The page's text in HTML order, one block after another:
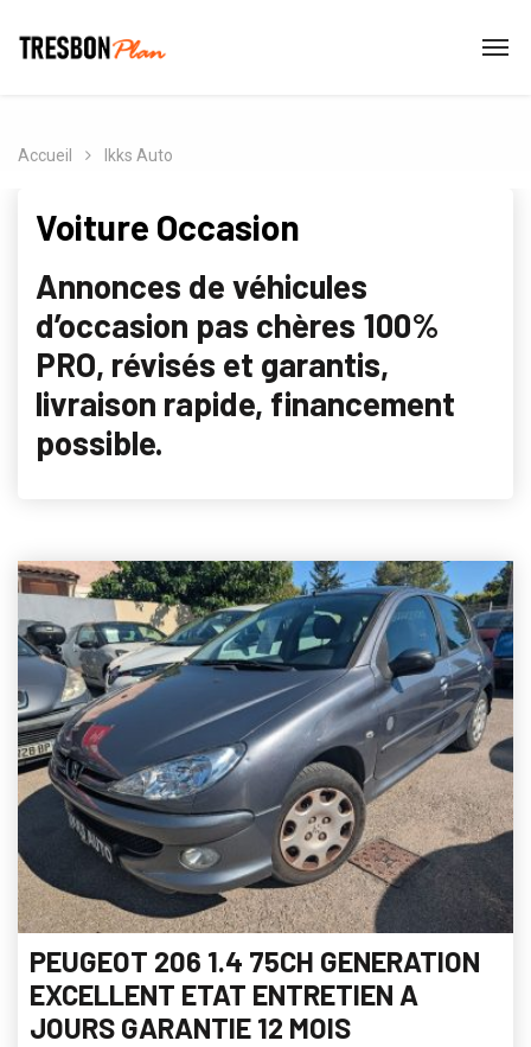
Accueil Ikks Auto
Voiture Occasion
Annonces de véhicules
d’occasion pas chères 100%
PRO, révisés et garantis,
livraison rapide, financement
possible.
PEUGEOT 206 1.4 75CH GENERATION
EXCELLENT ETAT ENTRETIEN A
JOURS GARANTIE 12 MOIS